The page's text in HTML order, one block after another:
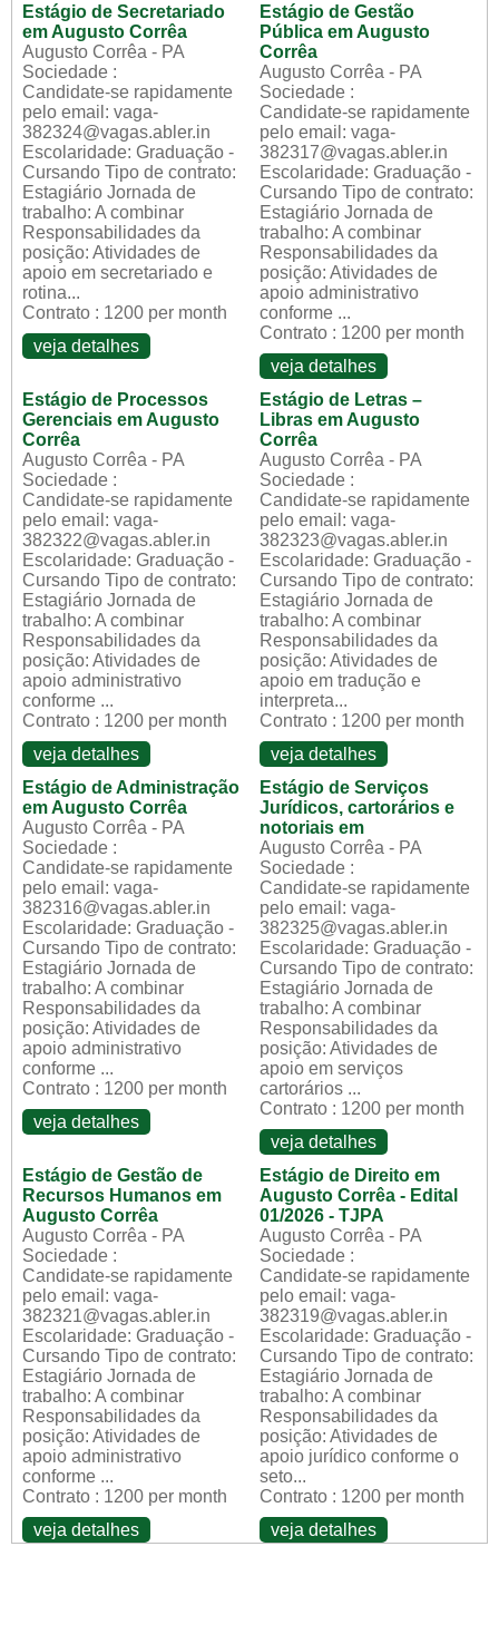
Estágio de Secretariado
em Augusto Corrêa
Augusto Corrêa - PA
Sociedade :
Candidate-se rapidamente
pelo email: vaga-
382324@vagas.abler.in
Escolaridade: Graduação -
Cursando Tipo de contrato:
Estagiário Jornada de
trabalho: A combinar
Responsabilidades da
posição: Atividades de
apoio em secretariado e
rotina...
Contrato : 1200 per month
veja detalhes
Estágio de Gestão
Pública em Augusto
Corrêa
Augusto Corrêa - PA
Sociedade :
Candidate-se rapidamente
pelo email: vaga-
382317@vagas.abler.in
Escolaridade: Graduação -
Cursando Tipo de contrato:
Estagiário Jornada de
trabalho: A combinar
Responsabilidades da
posição: Atividades de
apoio administrativo
conforme ...
Contrato : 1200 per month
veja detalhes
Estágio de Processos
Gerenciais em Augusto
Corrêa
Augusto Corrêa - PA
Sociedade :
Candidate-se rapidamente
pelo email: vaga-
382322@vagas.abler.in
Escolaridade: Graduação -
Cursando Tipo de contrato:
Estagiário Jornada de
trabalho: A combinar
Responsabilidades da
posição: Atividades de
apoio administrativo
conforme ...
Contrato : 1200 per month
veja detalhes
Estágio de Letras –
Libras em Augusto
Corrêa
Augusto Corrêa - PA
Sociedade :
Candidate-se rapidamente
pelo email: vaga-
382323@vagas.abler.in
Escolaridade: Graduação -
Cursando Tipo de contrato:
Estagiário Jornada de
trabalho: A combinar
Responsabilidades da
posição: Atividades de
apoio em tradução e
interpreta...
Contrato : 1200 per month
veja detalhes
Estágio de Administração
em Augusto Corrêa
Augusto Corrêa - PA
Sociedade :
Candidate-se rapidamente
pelo email: vaga-
382316@vagas.abler.in
Escolaridade: Graduação -
Cursando Tipo de contrato:
Estagiário Jornada de
trabalho: A combinar
Responsabilidades da
posição: Atividades de
apoio administrativo
conforme ...
Contrato : 1200 per month
veja detalhes
Estágio de Serviços
Jurídicos, cartorários e
notoriais em
Augusto Corrêa - PA
Sociedade :
Candidate-se rapidamente
pelo email: vaga-
382325@vagas.abler.in
Escolaridade: Graduação -
Cursando Tipo de contrato:
Estagiário Jornada de
trabalho: A combinar
Responsabilidades da
posição: Atividades de
apoio em serviços
cartorários ...
Contrato : 1200 per month
veja detalhes
Estágio de Gestão de
Recursos Humanos em
Augusto Corrêa
Augusto Corrêa - PA
Sociedade :
Candidate-se rapidamente
pelo email: vaga-
382321@vagas.abler.in
Escolaridade: Graduação -
Cursando Tipo de contrato:
Estagiário Jornada de
trabalho: A combinar
Responsabilidades da
posição: Atividades de
apoio administrativo
conforme ...
Contrato : 1200 per month
veja detalhes
Estágio de Direito em
Augusto Corrêa - Edital
01/2026 - TJPA
Augusto Corrêa - PA
Sociedade :
Candidate-se rapidamente
pelo email: vaga-
382319@vagas.abler.in
Escolaridade: Graduação -
Cursando Tipo de contrato:
Estagiário Jornada de
trabalho: A combinar
Responsabilidades da
posição: Atividades de
apoio jurídico conforme o
seto...
Contrato : 1200 per month
veja detalhes